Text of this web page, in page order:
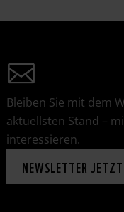
Bleiben Sie mit dem
aktuellsten Stand –
interessieren.
NEWSLETTER